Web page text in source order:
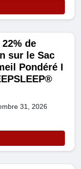
de
sur le Sac
Pondéré I
31, 2026